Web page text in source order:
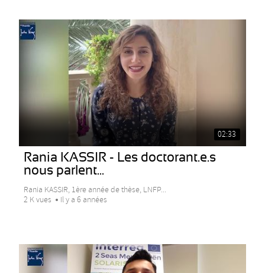
02:33
Rania KASSIR - Les doctorant.e.s
nous parlent...
Rania KASSIR, 1ère année de thèse, LNFP...
2 K vues
Il y a 6 années